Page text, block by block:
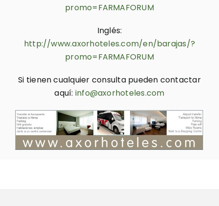
promo=FARMAFORUM
Inglés:
http://www.axorhoteles.com/en/barajas/?
promo=FARMAFORUM
Si tienen cualquier consulta pueden contactar
aquí: info@axorhoteles.com